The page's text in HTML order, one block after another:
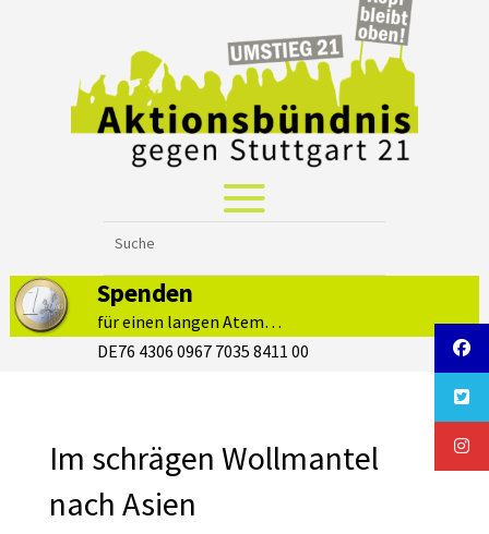
Spenden
für einen langen Atem…
DE76 4306 0967 7035 8411 00
Im schrägen Wollmantel
nach Asien